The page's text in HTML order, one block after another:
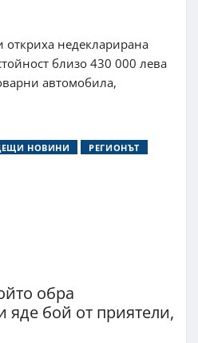
недекларирана
близо 430 000 лева
автомобила,
НОВИНИ РЕГИОНЪТ
обра
яде бой от приятели,